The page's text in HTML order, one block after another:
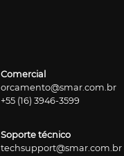
Comercial
orcamento@smar.com.br
+55 (16) 3946-3599
Soporte técnico
techsupport@smar.com.br